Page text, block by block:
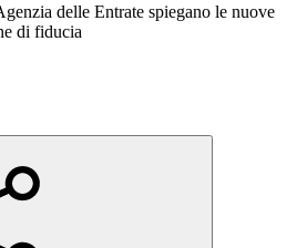
delle Entrate spiegano le nuove
di fiducia